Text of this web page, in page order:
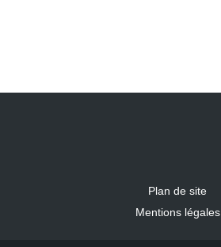
Plan de site
Mentions légales